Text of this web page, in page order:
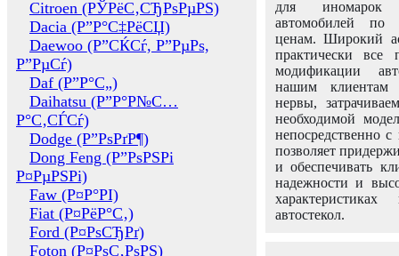
Citroen (РЎРёС‚СЂРѕРµРЅ)
Dacia (Р”Р°С‡РёСЏ)
Daewoo (Р”СЌСѓ, Р”РµРѕ,
Р”РµСѓ)
Daf (Р”Р°С„)
Daihatsu (Р”Р°Р№С…
Р°С‚СЃСѓ)
Dodge (Р”РѕРґР¶)
Dong Feng (Р”РѕРЅРі
Р¤РµРЅРі)
Faw (Р¤Р°РІ)
Fiat (Р¤РёР°С‚)
Ford (Р¤РѕСЂРґ)
Foton (Р¤РѕС‚РѕРЅ)
для иномарок
автомобилей
ценам. Широкий
практически все
модификации
нашим клиентам
нервы,
необходимой
непосредственно
позволяет
и обеспечивать
надежности и
автостекол.